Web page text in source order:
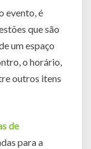
evento, é
que são
um espaço
o horário,
outros itens
de
para a